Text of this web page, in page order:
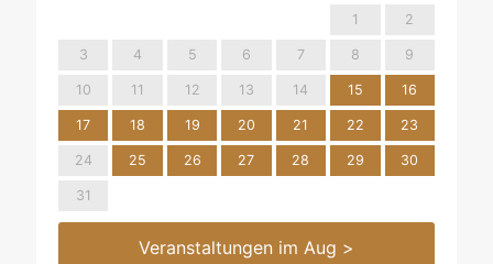
1 2
3 4 5 6 7 8 9
10 11 12 13 14 15 16
17 18 19 20 21 22 23
24 25 26 27 28 29 30
31
Veranstaltungen im Aug >